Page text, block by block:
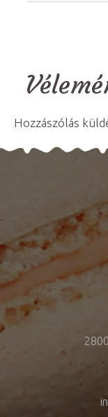
Hozzászólás